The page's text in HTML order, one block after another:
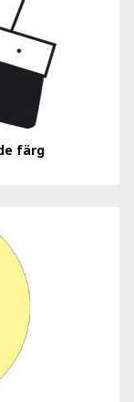
färg